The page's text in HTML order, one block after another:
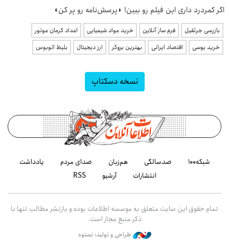
اگر کمردرد داری این فیلم رو ببین! ◗پرسش‌نامه رو پر کن◖
بازرسی جرثقیل فرم ساز آنلاین خرید مواد شیمیایی
امداد کرمان موتور
خرید یوسی
اقتصاد ایرانی بهترین بروکر ارز دیجیتال بلیط اتوبوس
نسخه دسکتاپ
شبکه۱۰۰ صدسالگی هم‌زبان صدای مردم
یادداشت
انتشارات
آرشیو RSS
تمام حقوق این سایت متعلق به موسسه اطلاعات بوده و بازنشر مطالب تنها با
ذکر منبع مجاز است.
طراحی و تولید: نستوه